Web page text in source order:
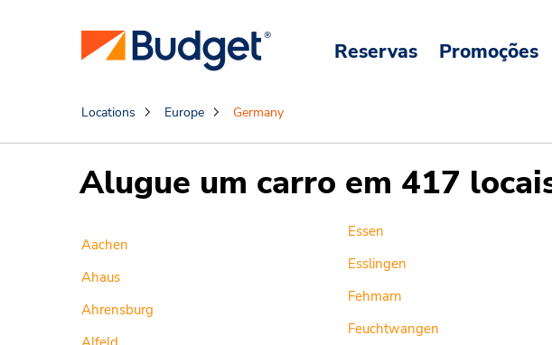
Reservas Promoções
Locations Europe Germany
Alugue um carro em 417
Aachen
Ahaus
Ahrensburg
Essen
Esslingen
Fehmarn
Feuchtwangen